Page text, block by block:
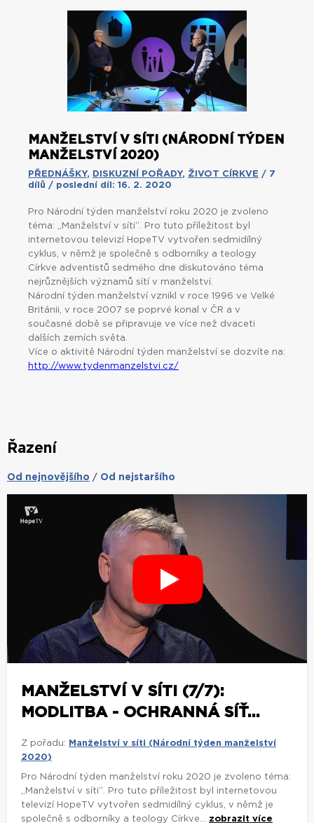
MANŽELSTVÍ V SÍTI (NÁRODNÍ TÝDEN
MANŽELSTVÍ 2020)
PŘEDNÁŠKY, DISKUZNÍ POŘADY, ŽIVOT CÍRKVE / 7
dílů / poslední díl: 16. 2. 2020
Pro Národní týden manželství roku 2020 je zvoleno
téma: „Manželství v síti“. Pro tuto příležitost byl
internetovou televizí HopeTV vytvořen sedmidílný
cyklus, v němž je společně s odborníky a teology
Církve adventistů sedmého dne diskutováno téma
nejrůznějších významů sítí v manželství.
Národní týden manželství vznikl v roce 1996 ve Velké
Británii, v roce 2007 se poprvé konal v ČR a v
současné době se připravuje ve více než dvaceti
dalších zemích světa.
Více o aktivitě Národní týden manželství se dozvíte na:
http://www.tydenmanzelstvi.cz/
Řazení
Od nejnovějšího / Od nejstaršího
MANŽELSTVÍ V SÍTI (7/7):
MODLITBA - OCHRANNÁ SÍŤ...
Z pořadu:
Manželství v síti (Národní týden manželství
2020)
Pro Národní týden manželství roku 2020 je zvoleno téma:
„Manželství v síti“. Pro tuto příležitost byl internetovou
televizí HopeTV vytvořen sedmidílný cyklus, v němž je
společně s odborníky a teology Církve... zobrazit více